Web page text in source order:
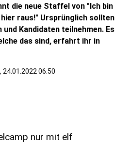
die neue Staffel von "Ich bin
raus!" Ursprünglich sollten
Kandidaten teilnehmen. Es
das sind, erfahrt ihr in
24.01.2022 06:50
nur mit elf